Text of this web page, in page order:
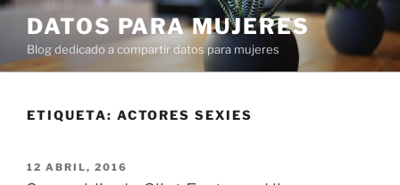
Ir
contenido
DATOS PARA MUJERES
Blog dedicado a compartir datos para mujeres
ETIQUETA: ACTORES SEXIES
PUBLICADO
EN
12 ABRIL, 2016